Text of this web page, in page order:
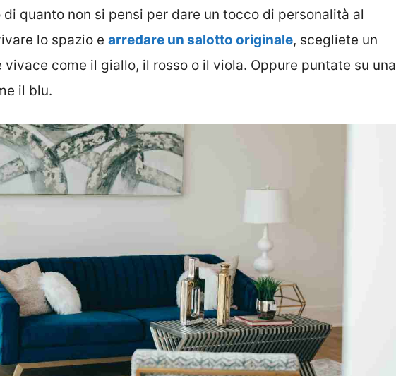
quanto non si pensi per dare un tocco di personalità al
lo spazio e arredare un salotto originale, scegliete un
come il giallo, il rosso o il viola. Oppure puntate su una
il blu.